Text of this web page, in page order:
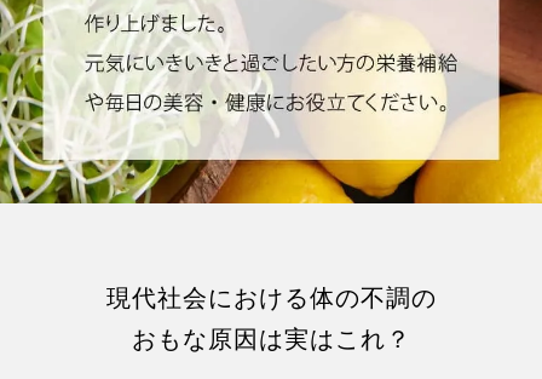
現代社会における体の不調の
おもな原因は実はこれ？